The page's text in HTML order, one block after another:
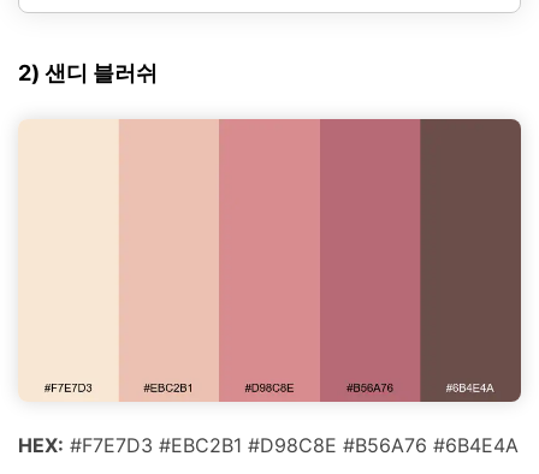
2) 샌디 블러쉬
HEX: #F7E7D3 #EBC2B1 #D98C8E #B56A76 #6B4E4A